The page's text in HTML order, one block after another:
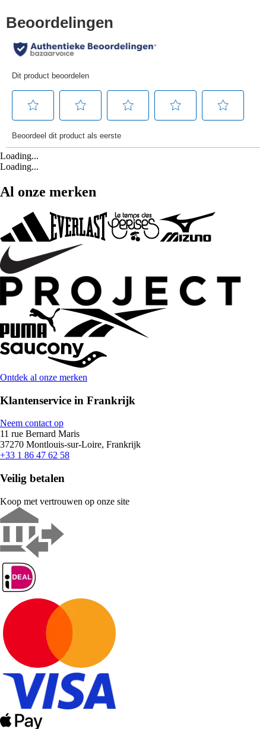
Loading...
Loading...
Al onze merken
Ontdek al onze merken
Klantenservice in Frankrijk
Neem contact op
11 rue Bernard Maris
37270 Montlouis-sur-Loire, Frankrijk
+33 1 86 47 62 58
Veilig betalen
Koop met vertrouwen op onze site